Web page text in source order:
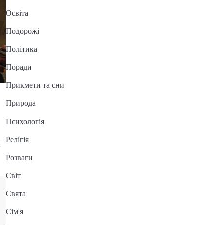
Освіта
Подорожі
Політика
Поради
Прикмети та сни
Природа
Психологія
Релігія
Розваги
Світ
Свята
Сім'я